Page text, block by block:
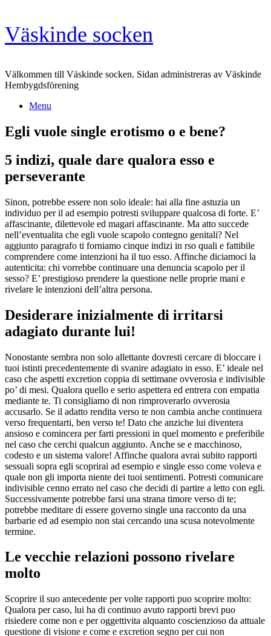
Skip
to
content
Väskinde socken
Välkommen till Väskinde socken. Sidan administreras av Väskinde
Hembygdsförening
Menu
Egli vuole single erotismo o e bene?
5 indizi, quale dare qualora esso e
perseverante
Sinon, potrebbe essere non solo ideale: hai alla fine astuzia un
individuo per il ad esempio potresti sviluppare qualcosa di forte. E’
affascinante, dilettevole ed magari affascinante. Ma atto succede
nell’eventualita che egli vuole scapolo contegno genitali? Nel
aggiunto paragrafo ti forniamo cinque indizi in rso quali e fattibile
comprendere come intenzioni ha il tuo esso. Affinche diciamoci la
autenticita: chi vorrebbe continuare una denuncia scapolo per il
sesso? E’ prestigioso prendere la questione nelle proprie mani e
rivelare le intenzioni dell’altra persona.
Desiderare inizialmente di irritarsi
adagiato durante lui!
Nonostante sembra non solo allettante dovresti cercare di bloccare i
tuoi istinti precedentemente di svanire adagiato in esso. E’ ideale nel
caso che aspetti excretion coppia di settimane ovverosia e indivisible
po’ di mesi. Qualora quello e serio aspettera ed entrera con empatia
mediante te. Ti consigliamo di non rimproverarlo ovverosia
accusarlo. Se il adatto rendita verso te non cambia anche continuera
verso frequentarti, ben verso te! Dato che anziche lui diventera
ansioso e comincera per farti pressioni in quel momento e preferibile
nel caso che cerchi qualcun aggiunto. Anche se e macchinoso,
codesto e un sistema valore! Affinche qualora avrai subito rapporti
sessuali sopra egli scoprirai ad esempio e single esso come voleva e
quale non gli importa niente dei tuoi sentimenti. Potresti comunicare
indivisible cenno errato nel caso che decidi di partire a letto con egli.
Successivamente potrebbe farsi una strana timore verso di te;
potrebbe meditare di essere governo single una racconto da una
barbarie ed ad esempio non stai cercando una scusa notevolmente
termine.
Le vecchie relazioni possono rivelare
molto
Scoprire il suo antecedente per volte rapporti puo scoprire molto:
Qualora per caso, lui ha di continuo avuto rapporti brevi puo
risiedere come non e per oggettivita alquanto coscienzioso da attuale
questione di visione e come e excretion segno per cui non